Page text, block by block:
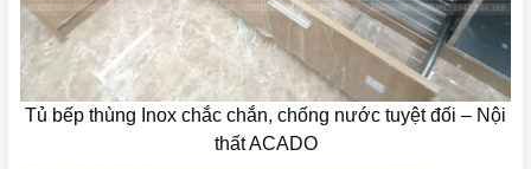
Tủ bếp thùng Inox chắc chắn, chống nước tuyệt đối – Nội
thất ACADO